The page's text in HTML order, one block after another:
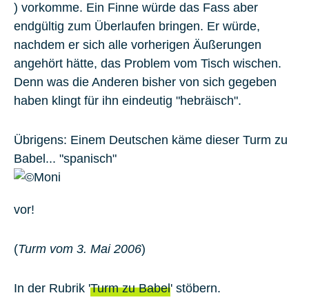
) vorkomme. Ein Finne würde das Fass aber
endgültig zum Überlaufen bringen. Er würde,
nachdem er sich alle vorherigen Äußerungen
angehört hätte, das Problem vom Tisch wischen.
Denn was die Anderen bisher von sich gegeben
haben klingt für ihn eindeutig "hebräisch".
Übrigens: Einem Deutschen käme dieser Turm zu
Babel... "spanisch"
vor!
(Turm vom 3. Mai 2006)
In der Rubrik 'Turm zu Babel' stöbern.